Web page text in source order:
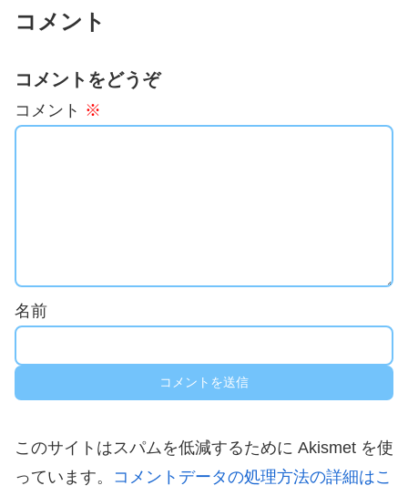
コメント
コメントをどうぞ
コメント ※
名前
このサイトはスパムを低減するために Akismet を使
っています。 コメントデータの処理方法の詳細はこ